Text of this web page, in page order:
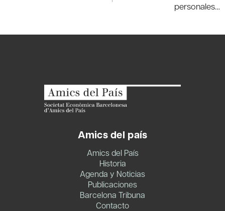
personales…
Amics del país
Amics del País
Historia
Agenda y Noticias
Publicaciones
Barcelona Tribuna
Contacto